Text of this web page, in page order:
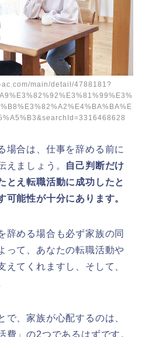
main/detail/4788181?
場合は、仕事を辞める前に
えましょう。 自己判断だけ
とえ転職活動に成功したと
可能性が十分にあります。
辞める場合も必ず家族の同
って、あなたの転職活動や
えてくれますし、そして、
で、家族が心配するのは、
費」の2つであるはずです。